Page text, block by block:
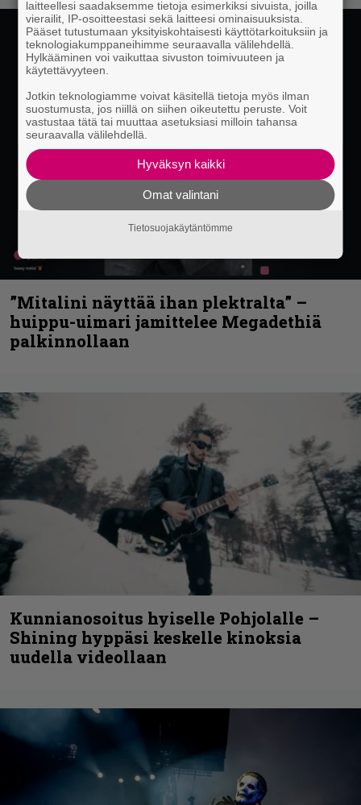
”Mitalini näyttää ihan plektralta” –
huippu-uimari jamittelee Megadethiä
palkinnollaan
Kunnianosoitus hyiselle Pohjolalle –
Shining hyppäsi keskelle kinoksia
uudella videollaan
laitteellesi saadaksemme tietoja esimerkiksi sivuista, joilla
vierailit, IP-osoitteestasi sekä laitteesi ominaisuuksista.
Pääset tutustumaan yksityiskohtaisesti käyttötarkoituksiin ja
teknologiakumppaneihimme seuraavalla välilehdellä.
Hylkääminen voi vaikuttaa sivuston toimivuuteen ja
käytettävyyteen.
Jotkin teknologiamme voivat käsitellä tietoja myös ilman
suostumusta, jos niillä on siihen oikeutettu peruste. Voit
vastustaa tätä tai muuttaa asetuksiasi milloin tahansa
seuraavalla välilehdellä.
Hyväksyn kaikki
Omat valintani
Tietosuojakäytäntömme